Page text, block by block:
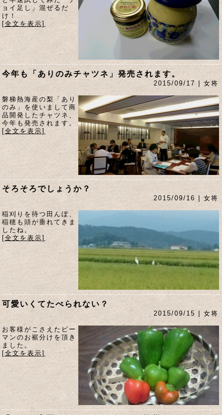
ョイ足し」混ぜるだ
け！
[全文を表示]
今年も「ありのみチャツネ」発売されます。
2015/09/17 | 女将
磐梯熱海産の梨「あり
のみ」を使いまして商
品開発したチャツネ、
今年も発売されます。
[全文を表示]
そろそろでしょうか？
2015/09/16 | 女将
稲刈りを待つ田んぼ、
稲穂も頭が垂れてきま
したね。
[全文を表示]
可愛いくてたべられない？
2015/09/15 | 女将
お客様がこさえたピー
マンのお裾分けを頂き
ました。
[全文を表示]